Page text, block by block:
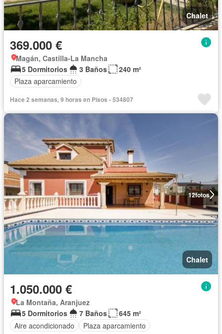
Chalet
369.000 €
Magán, Castilla-La Mancha
5 Dormitorios
3 Baños
240 m²
Plaza aparcamiento
Hace 2 semanas, 9 horas en Pisos - 534807
12fotos
Chalet
1.050.000 €
La Montaña, Aranjuez
5 Dormitorios
7 Baños
645 m²
Aire acondicionado
Plaza aparcamiento